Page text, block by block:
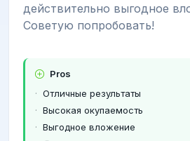
действительно выгодное
Советую попробовать!
Pros
Отличные результаты
Высокая окупаемость
Выгодное вложение